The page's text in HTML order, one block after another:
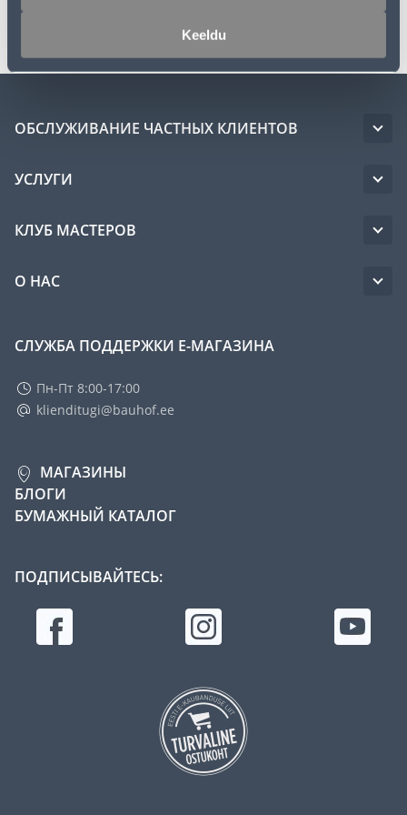
Keeldu
ОБСЛУЖИВАНИЕ ЧАСТНЫХ КЛИЕНТОВ
УСЛУГИ
КЛУБ МАСТЕРОВ
О НАС
СЛУЖБА ПОДДЕРЖКИ Е-МАГАЗИНА
Пн-Пт 8:00-17:00
klienditugi@bauhof.ee
МАГАЗИНЫ
БЛОГИ
БУМАЖНЫЙ КАТАЛОГ
ПОДПИСЫВАЙТЕСЬ: